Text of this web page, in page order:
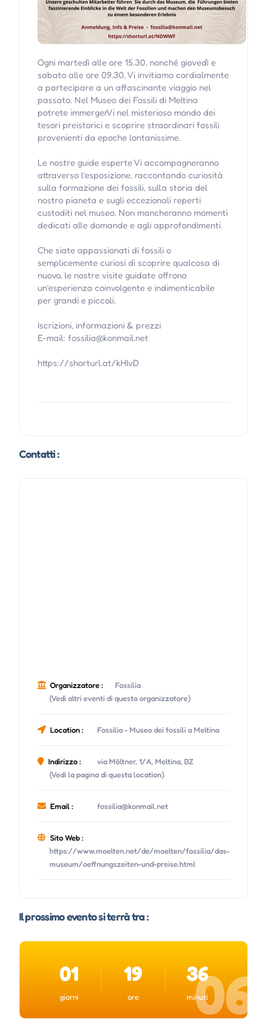
Ogni martedì alle ore 15.30, nonché giovedì e
sabato alle ore 09.30, Vi invitiamo cordialmente
a partecipare a un affascinante viaggio nel
passato. Nel Museo dei Fossili di Meltina
potrete immergerVi nel misterioso mondo dei
tesori preistorici e scoprire straordinari fossili
provenienti da epoche lontanissime.
Le nostre guide esperte Vi accompagneranno
attraverso l’esposizione, raccontando curiosità
sulla formazione dei fossili, sulla storia del
nostro pianeta e sugli eccezionali reperti
custoditi nel museo. Non mancheranno momenti
dedicati alle domande e agli approfondimenti.
Che siate appassionati di fossili o
semplicemente curiosi di scoprire qualcosa di
nuovo, le nostre visite guidate offrono
un’esperienza coinvolgente e indimenticabile
per grandi e piccoli.
Iscrizioni, informazioni & prezzi
E-mail: fossilia@konmail.net
https://shorturl.at/kHlvD
Contatti :
Organizzatore :
Fossilia
(Vedi altri eventi di questo organizzatore)
Location : Fossilia - Museo dei fossili a Meltina
Indirizzo :
via Möltner, 1/A, Meltina, BZ
(Vedi la pagina di questa location)
Email : fossilia@konmail.net
Sito Web :
https://www.moelten.net/de/moelten/fossilia/das-
museum/oeffnungszeiten-und-preise.html
Il prossimo evento si terrà tra :
01
giorni
19
ore
36
minuti
06